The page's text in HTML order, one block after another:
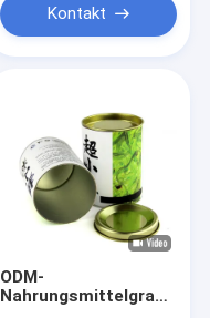
Kontakt
ODM-
Nahrungsmittelgrad-